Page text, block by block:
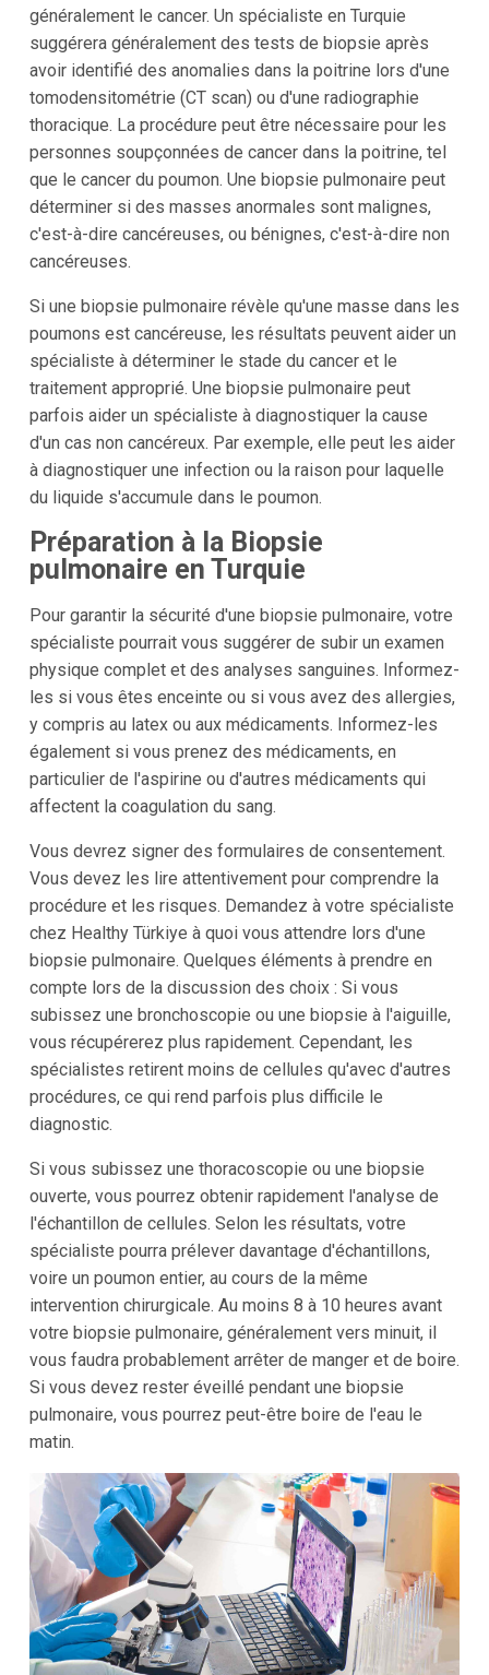
généralement le cancer. Un spécialiste en Turquie
suggérera généralement des tests de biopsie après
avoir identifié des anomalies dans la poitrine lors d'une
tomodensitométrie (CT scan) ou d'une radiographie
thoracique. La procédure peut être nécessaire pour les
personnes soupçonnées de cancer dans la poitrine, tel
que le cancer du poumon. Une biopsie pulmonaire peut
déterminer si des masses anormales sont malignes,
c'est-à-dire cancéreuses, ou bénignes, c'est-à-dire non
cancéreuses.
Si une biopsie pulmonaire révèle qu'une masse dans les
poumons est cancéreuse, les résultats peuvent aider un
spécialiste à déterminer le stade du cancer et le
traitement approprié. Une biopsie pulmonaire peut
parfois aider un spécialiste à diagnostiquer la cause
d'un cas non cancéreux. Par exemple, elle peut les aider
à diagnostiquer une infection ou la raison pour laquelle
du liquide s'accumule dans le poumon.
Préparation à la Biopsie
pulmonaire en Turquie
Pour garantir la sécurité d'une biopsie pulmonaire, votre
spécialiste pourrait vous suggérer de subir un examen
physique complet et des analyses sanguines. Informez-
les si vous êtes enceinte ou si vous avez des allergies,
y compris au latex ou aux médicaments. Informez-les
également si vous prenez des médicaments, en
particulier de l'aspirine ou d'autres médicaments qui
affectent la coagulation du sang.
Vous devrez signer des formulaires de consentement.
Vous devez les lire attentivement pour comprendre la
procédure et les risques. Demandez à votre spécialiste
chez Healthy Türkiye à quoi vous attendre lors d'une
biopsie pulmonaire. Quelques éléments à prendre en
compte lors de la discussion des choix : Si vous
subissez une bronchoscopie ou une biopsie à l'aiguille,
vous récupérerez plus rapidement. Cependant, les
spécialistes retirent moins de cellules qu'avec d'autres
procédures, ce qui rend parfois plus difficile le
diagnostic.
Si vous subissez une thoracoscopie ou une biopsie
ouverte, vous pourrez obtenir rapidement l'analyse de
l'échantillon de cellules. Selon les résultats, votre
spécialiste pourra prélever davantage d'échantillons,
voire un poumon entier, au cours de la même
intervention chirurgicale. Au moins 8 à 10 heures avant
votre biopsie pulmonaire, généralement vers minuit, il
vous faudra probablement arrêter de manger et de boire.
Si vous devez rester éveillé pendant une biopsie
pulmonaire, vous pourrez peut-être boire de l'eau le
matin.